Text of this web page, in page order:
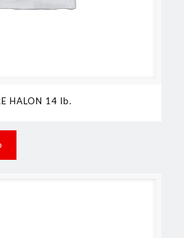
HALON 14 lb.